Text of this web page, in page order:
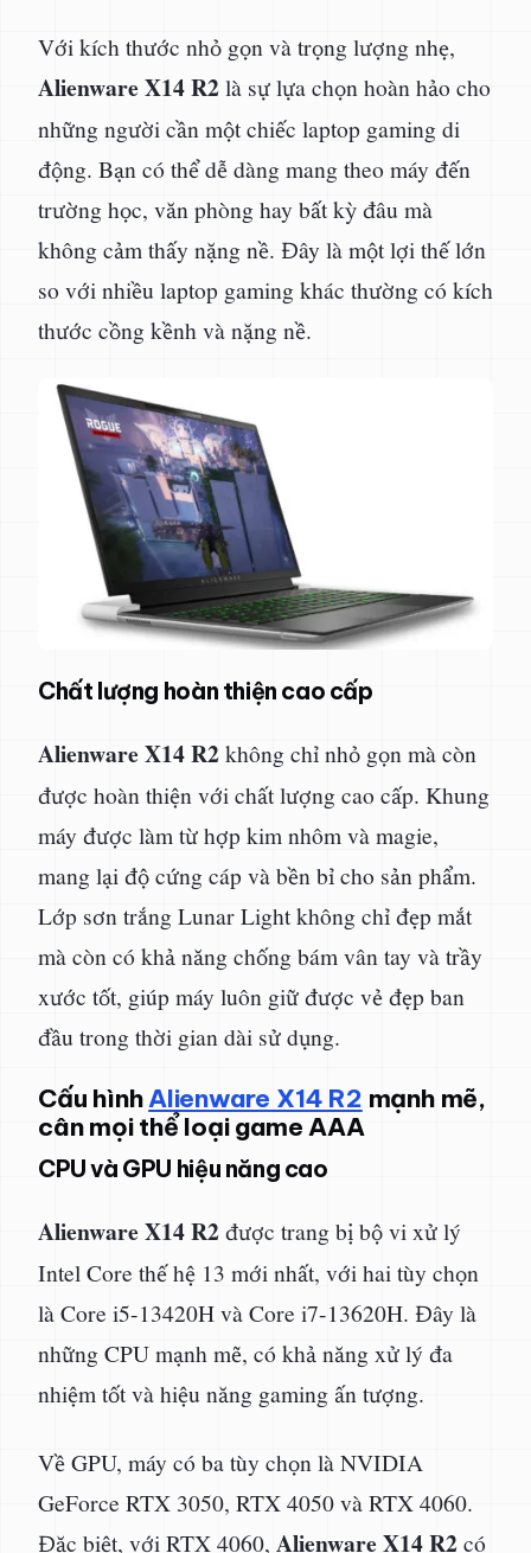
Với kích thước nhỏ gọn và trọng lượng nhẹ,
Alienware X14 R2là sự lựa chọn hoàn hảo cho
những người cần một chiếc laptop gaming di
động. Bạn có thể dễ dàng mang theo máy đến
trường học, văn phòng hay bất kỳ đâu mà
không cảm thấy nặng nề. Đây là một lợi thế lớn
so với nhiều laptop gaming khác thường có kích
thước cồng kềnh và nặng nề.
Chất lượng hoàn thiện cao cấp
Alienware X14 R2không chỉ nhỏ gọn mà còn
được hoàn thiện với chất lượng cao cấp. Khung
máy được làm từ hợp kim nhôm và magie,
mang lại độ cứng cáp và bền bỉ cho sản phẩm.
Lớp sơn trắng Lunar Light không chỉ đẹp mắt
mà còn có khả năng chống bám vân tay và trầy
xước tốt, giúp máy luôn giữ được vẻ đẹp ban
đầu trong thời gian dài sử dụng.
Cấu hìnhAlienware X14 R2 mạnh mẽ,
cân mọi thể loại game AAA
CPU và GPU hiệu năng cao
Alienware X14 R2được trang bị bộ vi xử lý
Intel Core thế hệ 13 mới nhất, với hai tùy chọn
là Core i5-13420H và Core i7-13620H. Đây là
những CPU mạnh mẽ, có khả năng xử lý đa
nhiệm tốt và hiệu năng gaming ấn tượng.
Về GPU, máy có ba tùy chọn là NVIDIA
GeForce RTX 3050, RTX 4050 và RTX 4060.
Đặc biệt, với RTX 4060, Alienware X14 R2có